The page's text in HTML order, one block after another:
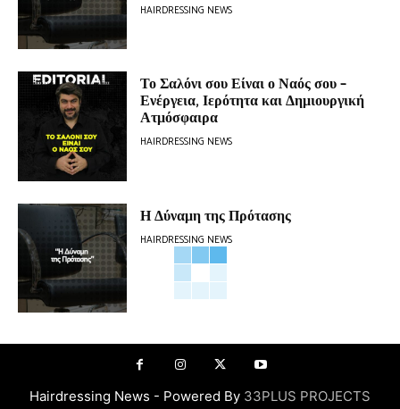
HAIRDRESSING NEWS
Το Σαλόνι σου Είναι ο Ναός σου –
Ενέργεια, Ιερότητα και Δημιουργική
Ατμόσφαιρα
HAIRDRESSING NEWS
Η Δύναμη της Πρότασης
HAIRDRESSING NEWS
Hairdressing News - Powered By 33PLUS PROJECTS